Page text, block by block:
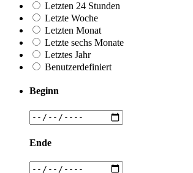
Letzten 24 Stunden
Letzte Woche
Letzten Monat
Letzte sechs Monate
Letztes Jahr
Benutzerdefiniert
Beginn
Ende